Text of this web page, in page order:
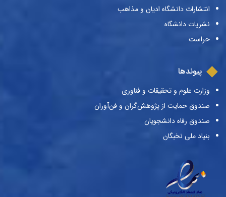
انتشارات دانشگاه ادیان و مذاهب
نشریات دانشگاه
حراست
پیوندها
وزارت علوم و تحقیقات و فناوری
صندوق حمایت از پژوهش‌گران و فن‌آوران
صندوق رفاه دانشجویان
بنیاد ملی نخبگان